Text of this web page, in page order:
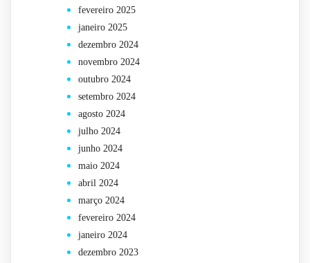
fevereiro 2025
janeiro 2025
dezembro 2024
novembro 2024
outubro 2024
setembro 2024
agosto 2024
julho 2024
junho 2024
maio 2024
abril 2024
março 2024
fevereiro 2024
janeiro 2024
dezembro 2023